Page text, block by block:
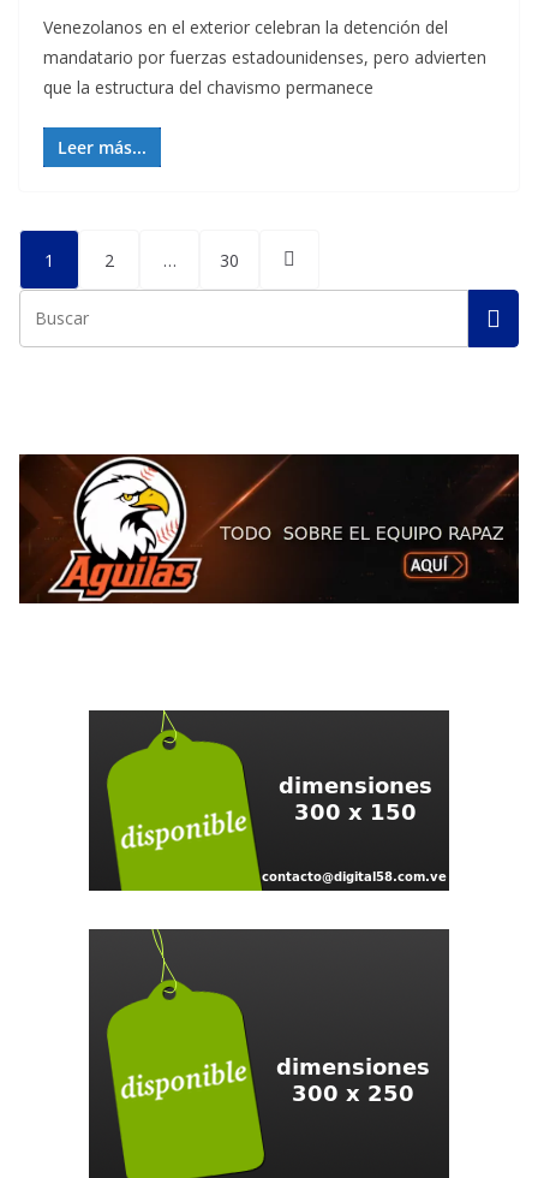
Venezolanos en el exterior celebran la detención del
mandatario por fuerzas estadounidenses, pero advierten
que la estructura del chavismo permanece
Leer más...
Posts
pagination
1 2 … 30